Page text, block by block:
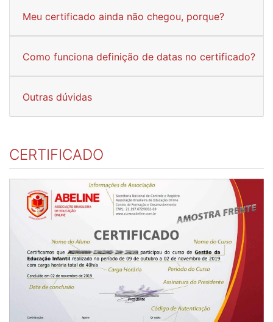
Meu certificado ainda não chegou, porque?
Como funciona definição de datas no certificado?
Outras dúvidas
CERTIFICADO